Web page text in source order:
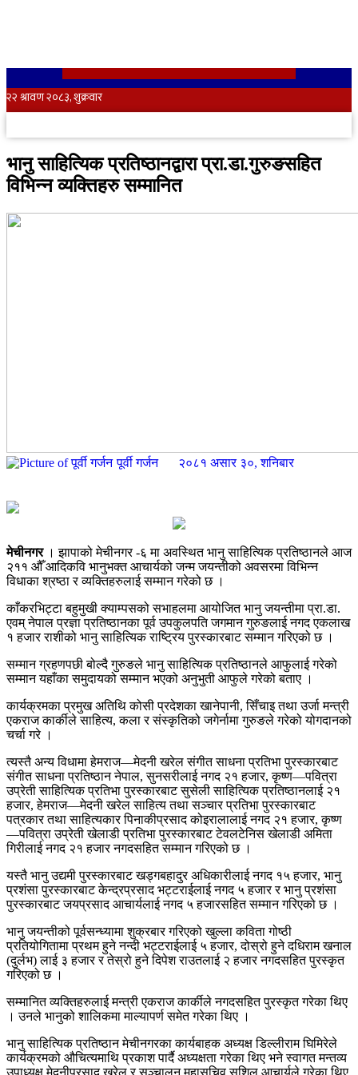
भानु साहित्यिक प्रतिष्ठानद्वारा प्रा.डा.गुरुङसहित
विभिन्न व्यक्तिहरु सम्मानित
पूर्वी गर्जन २०८१ असार ३०, शनिबार
मेचीनगर। झापाको मेचीनगर -६ मा अवस्थित भानु साहित्यिक प्रतिष्ठानले आज
२११ औँ आदिकवि भानुभक्त आचार्यको जन्म जयन्तीको अवसरमा विभिन्न
विधाका श्रष्ठा र व्यक्तिहरुलाई सम्मान गरेको छ ।
काँकरभिट्टा बहुमुखी क्याम्पसको सभाहलमा आयोजित भानु जयन्तीमा प्रा.डा.
एवम् नेपाल प्रज्ञा प्रतिष्ठानका पूर्व उपकुलपति जगमान गुरुङलाई नगद एकलाख
१ हजार राशीको भानु साहित्यिक राष्ट्रिय पुरस्कारबाट सम्मान गरिएको छ ।
सम्मान ग्रहणपछी बोल्दै गुरुङले भानु साहित्यिक प्रतिष्ठानले आफुलाई गरेको
सम्मान यहाँका समुदायको सम्मान भएको अनुभुती आफुले गरेको बताए ।
कार्यक्रमका प्रमुख अतिथि कोसी प्रदेशका खानेपानी, सिँचाइ तथा उर्जा मन्त्री
एकराज कार्कीले साहित्य, कला र संस्कृतिको जगेर्नामा गुरुङले गरेको योगदानको
चर्चा गरे ।
त्यस्तै अन्य विधामा हेमराज—मेदनी खरेल संगीत साधना प्रतिभा पुरस्कारबाट
संगीत साधना प्रतिष्ठान नेपाल, सुनसरीलाई नगद २१ हजार, कृष्ण—पवित्रा
उप्रेती साहित्यिक प्रतिभा पुरस्कारबाट सुसेली साहित्यिक प्रतिष्ठानलाई २१
हजार, हेमराज—मेदनी खरेल साहित्य तथा सञ्चार प्रतिभा पुरस्कारबाट
पत्रकार तथा साहित्यकार पिनाकीप्रसाद कोइरालालाई नगद २१ हजार, कृष्ण
—पवित्रा उप्रेती खेलाडी प्रतिभा पुरस्कारबाट टेवलटेनिस खेलाडी अमिता
गिरीलाई नगद २१ हजार नगदसहित सम्मान गरिएको छ ।
यस्तै भानु उद्यमी पुरस्कारबाट खड्गबहादुर अधिकारीलाई नगद १५ हजार, भानु
प्रशंसा पुरस्कारबाट केन्द्रप्रसाद भट्टराईलाई नगद ५ हजार र भानु प्रशंसा
पुरस्कारबाट जयप्रसाद आचार्यलाई नगद ५ हजारसहित सम्मान गरिएको छ ।
भानु जयन्तीको पूर्वसन्ध्यामा शुक्रबार गरिएको खुल्ला कविता गोष्ठी
प्रतियोगितामा प्रथम हुने नन्दी भट्टराईलाई ५ हजार, दोस्रो हुने दधिराम खनाल
(दुर्लभ) लाई ३ हजार र तेस्रो हुने दिपेश राउतलाई २ हजार नगदसहित पुरस्कृत
गरिएको छ ।
सम्मानित व्यक्तिहरुलाई मन्त्री एकराज कार्कीले नगदसहित पुरस्कृत गरेका थिए
। उनले भानुको शालिकमा माल्यापर्ण समेत गरेका थिए ।
भानु साहित्यिक प्रतिष्ठान मेचीनगरका कार्यबाहक अध्यक्ष डिल्लीराम घिमिरेले
कार्यक्रमको औचित्यमाथि प्रकाश पार्दै अध्यक्षता गरेका थिए भने स्वागत मन्तव्य
उपाध्यक्ष मेदनीप्रसाद खरेल र सञ्चालन महासचिव सुशिल आचार्यले गरेका थिए